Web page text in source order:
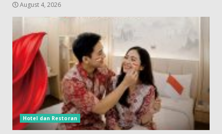
August 4, 2026
Hotel dan Restoran